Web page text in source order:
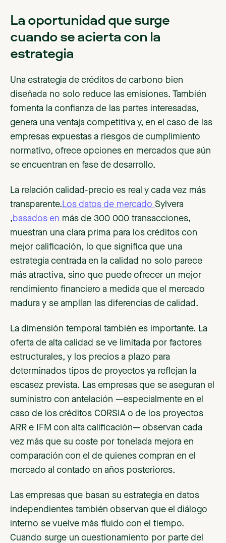
La oportunidad que surge
cuando se acierta con la
estrategia
Una estrategia de créditos de carbono bien
diseñada no solo reduce las emisiones. También
fomenta la confianza de las partes interesadas,
genera una ventaja competitiva y, en el caso de las
empresas expuestas a riesgos de cumplimiento
normativo, ofrece opciones en mercados que aún
se encuentran en fase de desarrollo.
La relación calidad-precio es real y cada vez más
transparente. Los datos de mercado Sylvera
,basados en más de 300 000 transacciones,
muestran una clara prima para los créditos con
mejor calificación, lo que significa que una
estrategia centrada en la calidad no solo parece
más atractiva, sino que puede ofrecer un mejor
rendimiento financiero a medida que el mercado
madura y se amplían las diferencias de calidad.
La dimensión temporal también es importante. La
oferta de alta calidad se ve limitada por factores
estructurales, y los precios a plazo para
determinados tipos de proyectos ya reflejan la
escasez prevista. Las empresas que se aseguran el
suministro con antelación —especialmente en el
caso de los créditos CORSIA o de los proyectos
ARR e IFM con alta calificación— observan cada
vez más que su coste por tonelada mejora en
comparación con el de quienes compran en el
mercado al contado en años posteriores.
Las empresas que basan su estrategia en datos
independientes también observan que el diálogo
interno se vuelve más fluido con el tiempo.
Cuando surge un cuestionamiento por parte del